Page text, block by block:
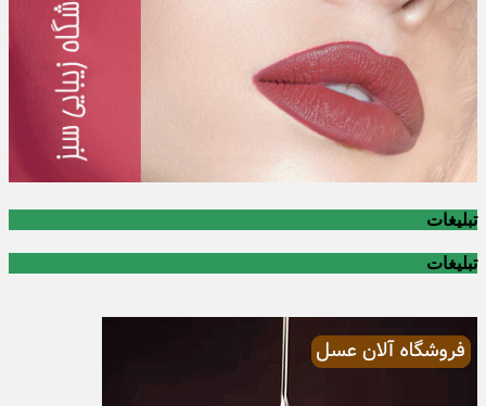
تبلیغات
تبلیغات